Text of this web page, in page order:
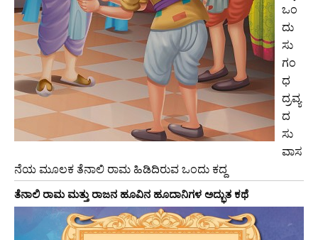
ಒಂ
ದು
ಸು
ಗಂ
ಧ
ದ್ರವ್ಯ
ದ
ಸು
ವಾಸ
ನೆಯ ಮೂಲಕ ತೆನಾಲಿ ರಾಮ ಹಿಡಿದಿರುವ ಒಂದು ಕದ್ದ
ತೆನಾಲಿ ರಾಮ ಮತ್ತು ರಾಜನ ಹೂವಿನ ಹೂದಾನಿಗಳ ಅದ್ಭುತ ಕಥೆ